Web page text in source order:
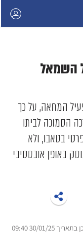
השמאל
המחאה, על כך
הסמוכה לביתו
בטאבו, ולא
באופן אובססיבי